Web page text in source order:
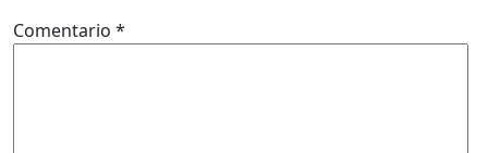
Comentario *